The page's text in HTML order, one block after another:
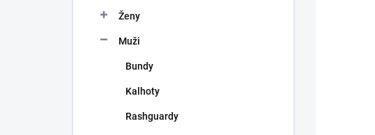
Ženy
Muži
Bundy
Kalhoty
Rashguardy